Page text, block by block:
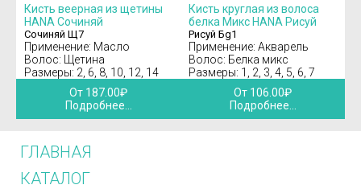
Кисть веерная из щетины
HANA Сочиняй
Сочиняй Щ7
Применение: Масло
Волос: Щетина
Размеры: 2, 6, 8, 10, 12, 14
От 187.00₽
Подробнее...
Кисть круглая из волоса
белка Микс HANA Рисуй
Рисуй Бg1
Применение: Акварель
Волос: Белка микс
Размеры: 1, 2, 3, 4, 5, 6, 7
От 106.00₽
Подробнее...
ГЛАВНАЯ
КАТАЛОГ